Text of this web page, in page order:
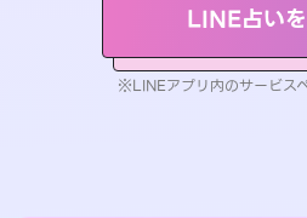
LINE占い
※LINEアプリ内のサービス